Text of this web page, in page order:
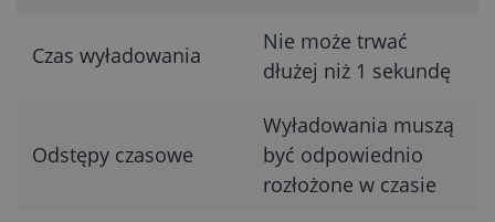
Czas wyładowania
Nie może trwać
dłużej niż 1 sekundę
Odstępy czasowe
Wyładowania muszą
być odpowiednio
rozłożone w czasie